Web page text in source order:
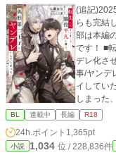
(追記
らも完結
部は本編
です！ ■転生した平凡執事が、無意識に美形第二王子をヤン
デレ化さ
事/ヤンデレ・
イしてい
しまった、第
は、ヒロ
ク」と、
ルベルト
の乙女ゲームである。 し
BL 連載中 長編 R18
24h.ポイント 1,365pt
小説 1,034 位 / 228,836件